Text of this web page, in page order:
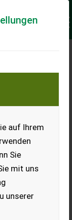
auf Ihrem
Sie
mit uns
unserer
–